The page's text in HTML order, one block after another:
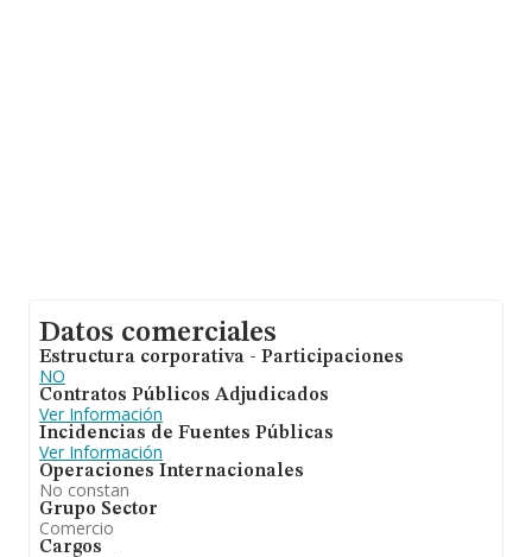
Datos comerciales
Estructura corporativa - Participaciones
NO
Contratos Públicos Adjudicados
Ver Información
Incidencias de Fuentes Públicas
Ver Información
Operaciones Internacionales
No constan
Grupo Sector
Comercio
Cargos